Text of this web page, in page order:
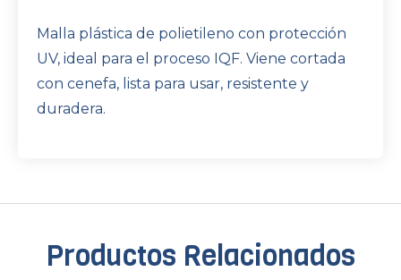
Malla plástica de polietileno con protección
UV, ideal para el proceso IQF. Viene cortada
con cenefa, lista para usar, resistente y
duradera.
Productos Relacionados